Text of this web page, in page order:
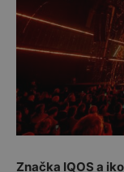
Značka IQOS a